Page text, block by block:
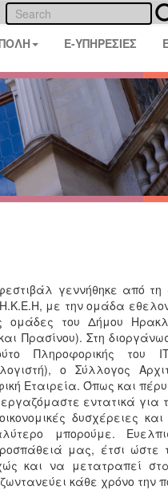
E-ΥΠΗΡΕΣΙΕΣ
γεννήθηκε από τη
με την ομάδα
ομάδες του Δήμου
Πρασίνου). Στη
Πληροφορικής του
ο Σύλλογος
Εταιρεία. Όπως και
εντατικά για
δυσχέρειες
μπορούμε.
μας, έτσι ώστε
και να μετατραπεί
κάθε χρόνο την